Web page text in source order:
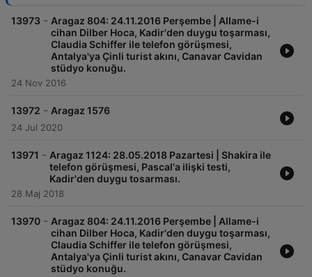
13973 - Aragaz 804: 24.11.2016 Perşembe | Allame-i
cihan Dilber Hoca, Kadir'den duygu toşarması,
Claudia Schiffer ile telefon görüşmesi,
Antalya'ya Çinli turist akını, Canavar Cavidan
stüdyo konuğu.
24 Nov 2016
13972 - Aragaz 1576
24 Jul 2020
13971 - Aragaz 1124: 28.05.2018 Pazartesi | Shakira ile
telefon görüşmesi, Pascal'a ilişki testi,
Kadir'den duygu tosarması.
28 Maj 2018
13970 - Aragaz 804: 24.11.2016 Perşembe | Allame-i
cihan Dilber Hoca, Kadir'den duygu toşarması,
Claudia Schiffer ile telefon görüşmesi,
Antalya'ya Çinli turist akını, Canavar Cavidan
stüdyo konuğu.